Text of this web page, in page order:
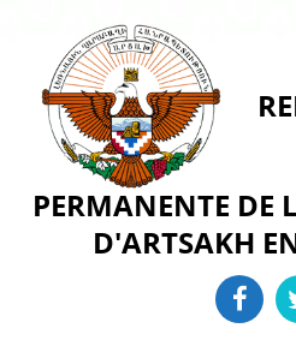
content
PERMANENTE DE
D'ARTSAKH